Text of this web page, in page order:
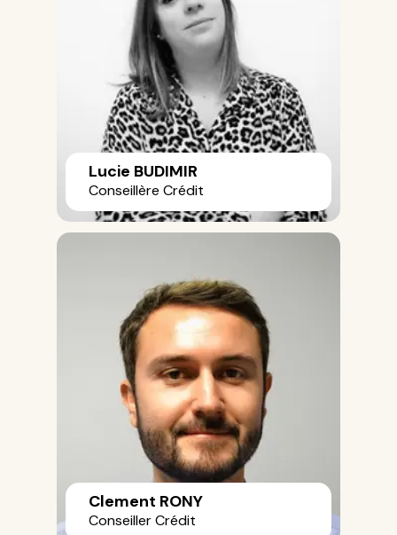
Lucie BUDIMIR
Conseillère Crédit
Clement RONY
Conseiller Crédit